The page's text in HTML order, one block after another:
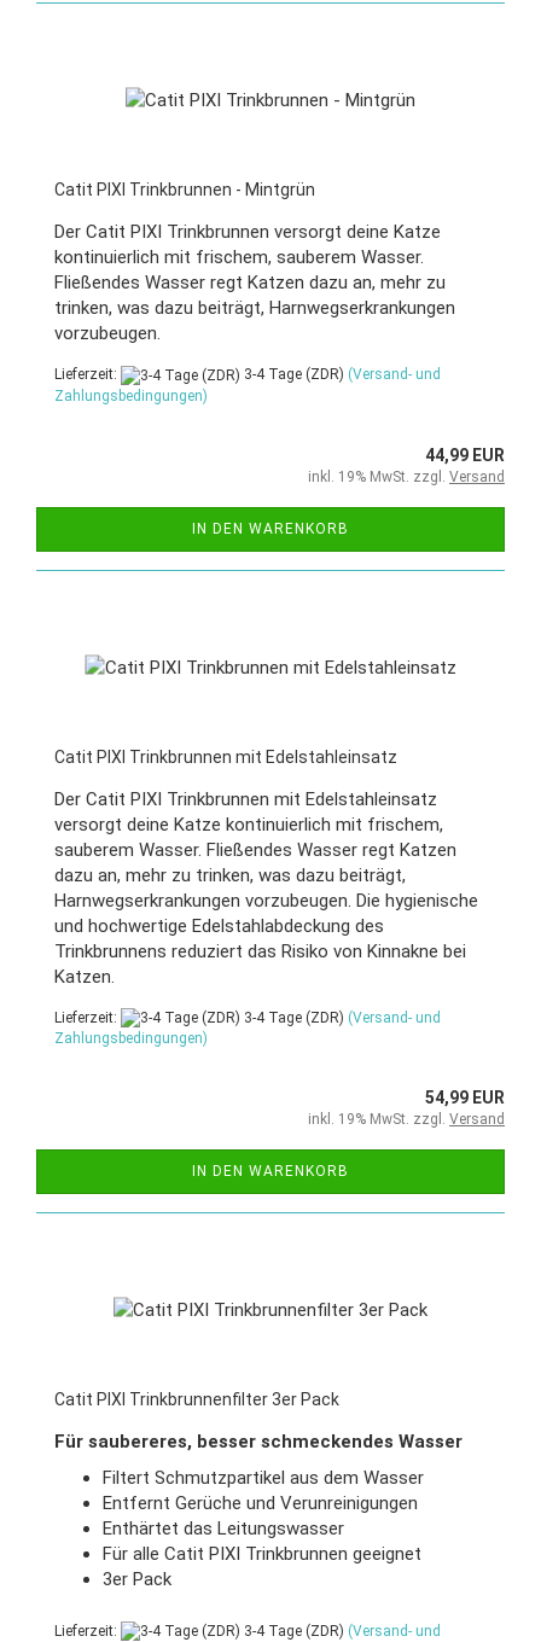
Catit PIXI Trinkbrunnen - Mintgrün
Der Catit PIXI Trinkbrunnen versorgt deine Katze
kontinuierlich mit frischem, sauberem Wasser.
Fließendes Wasser regt Katzen dazu an, mehr zu
trinken, was dazu beiträgt, Harnwegserkrankungen
vorzubeugen.
Lieferzeit: 3-4 Tage (ZDR) (Versand- und
Zahlungsbedingungen)
44,99 EUR
inkl. 19% MwSt. zzgl. Versand
IN DEN WARENKORB
Catit PIXI Trinkbrunnen mit Edelstahleinsatz
Der Catit PIXI Trinkbrunnen mit Edelstahleinsatz
versorgt deine Katze kontinuierlich mit frischem,
sauberem Wasser. Fließendes Wasser regt Katzen
dazu an, mehr zu trinken, was dazu beiträgt,
Harnwegserkrankungen vorzubeugen. Die hygienische
und hochwertige Edelstahlabdeckung des
Trinkbrunnens reduziert das Risiko von Kinnakne bei
Katzen.
Lieferzeit: 3-4 Tage (ZDR) (Versand- und
Zahlungsbedingungen)
54,99 EUR
inkl. 19% MwSt. zzgl. Versand
IN DEN WARENKORB
Catit PIXI Trinkbrunnenfilter 3er Pack
Für saubereres, besser schmeckendes Wasser
Filtert Schmutzpartikel aus dem Wasser
Entfernt Gerüche und Verunreinigungen
Enthärtet das Leitungswasser
Für alle Catit PIXI Trinkbrunnen geeignet
3er Pack
Lieferzeit: 3-4 Tage (ZDR) (Versand- und